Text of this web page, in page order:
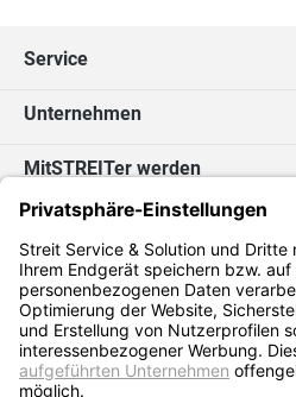
Service
Unternehmen
MitSTREITer werden
Kontakt
Social Media